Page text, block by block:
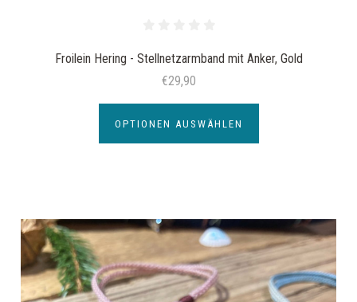
Froilein Hering - Stellnetzarmband mit Anker, Gold
€29,90
OPTIONEN AUSWÄHLEN